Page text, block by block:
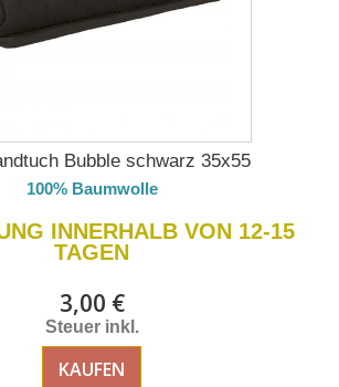
Bubble schwarz 35x55
100% Baumwolle
INNERHALB VON 12-15
TAGEN
3,00 €
Steuer inkl.
KAUFEN